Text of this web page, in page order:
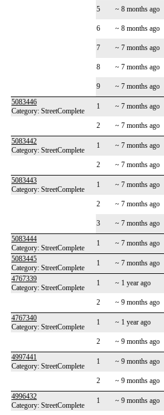
5 ~ 8 months ago
6 ~ 8 months ago
7
~ 7 months ago
8
~ 7 months ago
9 ~ 7 months ago
5083446
Category: StreetComplete
1 ~ 7 months ago
2
~ 7 months ago
5083442
Category: StreetComplete
1 ~ 7 months ago
2
~ 7 months ago
5083443
Category: StreetComplete
1 ~ 7 months ago
2
~ 7 months ago
3 ~ 7 months ago
5083444
Category: StreetComplete
1 ~ 7 months ago
5083445
Category: StreetComplete
1 ~ 7 months ago
4767339
Category: StreetComplete
1 ~ 1 year ago
2
~ 9 months ago
4767340
Category: StreetComplete
1 ~ 1 year ago
2
~ 9 months ago
4997441
Category: StreetComplete
1 ~ 9 months ago
2 ~ 9 months ago
4996432
Category: StreetComplete
1 ~ 9 months ago